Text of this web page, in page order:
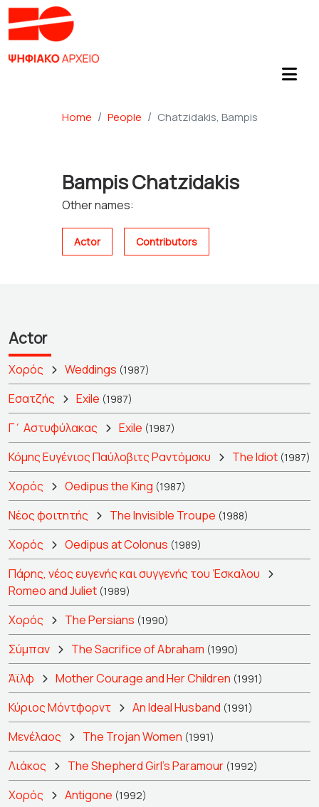
Home People Chatzidakis, Bampis
Bampis Chatzidakis
Other names:
Actor Contributors
Actor
Χορός Weddings (1987)
Εσατζής Exile (1987)
Γ΄ Αστυφύλακας Exile (1987)
Κόμης Ευγένιος Παύλοβιτς Ραντόμσκυ The Idiot (1987)
Χορός Oedipus the King (1987)
Νέος φοιτητής The Invisible Troupe (1988)
Χορός Oedipus at Colonus (1989)
Πάρης, νέος ευγενής και συγγενής του Έσκαλου
Romeo and Juliet (1989)
Χορός The Persians (1990)
Σύμπαν The Sacrifice of Abraham (1990)
Άϊλφ Mother Courage and Her Children (1991)
Κύριος Μόντφορντ An Ideal Husband (1991)
Μενέλαος The Trojan Women (1991)
Λιάκος The Shepherd Girl's Paramour (1992)
Χορός Antigone (1992)